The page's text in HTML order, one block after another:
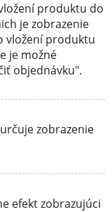
produktu do
je zobrazenie
vložení produktu
je možné
objednávku".
zobrazenie
efekt zobrazujúci